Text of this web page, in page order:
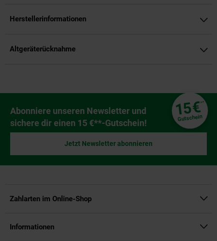
Herstellerinformationen
Altgeräterücknahme
Newsletter Anmeldung
Abonniere unseren Newsletter und
sichere dir einen 15 €**-Gutschein!
15€**
Gutschein
Jetzt Newsletter abonnieren
Zahlarten im Online-Shop
Informationen